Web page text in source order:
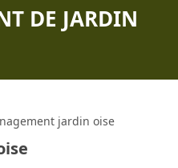
DE JARDIN
jardin oise